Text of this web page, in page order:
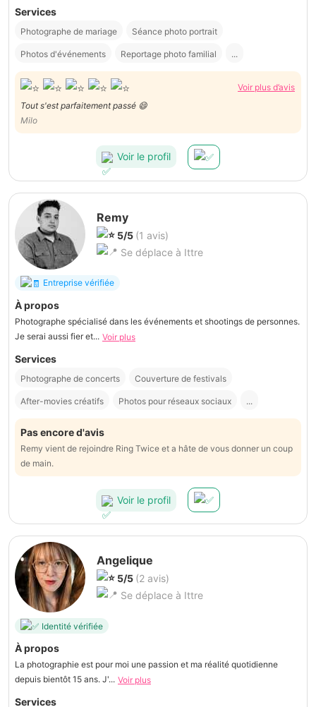
Services
Photographe de mariage Séance photo portrait
Photos d'événements Reportage photo familial ...
Voir plus d’avis
Tout s'est parfaitement passé 😄
Milo
Voir le profil
Remy
5/5 (1 avis)
Se déplace à Ittre
Entreprise vérifiée
À propos
Photographe spécialisé dans les événements et shootings de personnes.
Je serai aussi fier et... Voir plus
Services
Photographe de concerts Couverture de festivals
After-movies créatifs Photos pour réseaux sociaux ...
Pas encore d'avis
Remy vient de rejoindre Ring Twice et a hâte de vous donner un coup
de main.
Voir le profil
Angelique
5/5 (2 avis)
Se déplace à Ittre
Identité vérifiée
À propos
La photographie est pour moi une passion et ma réalité quotidienne
depuis bientôt 15 ans. J'... Voir plus
Services